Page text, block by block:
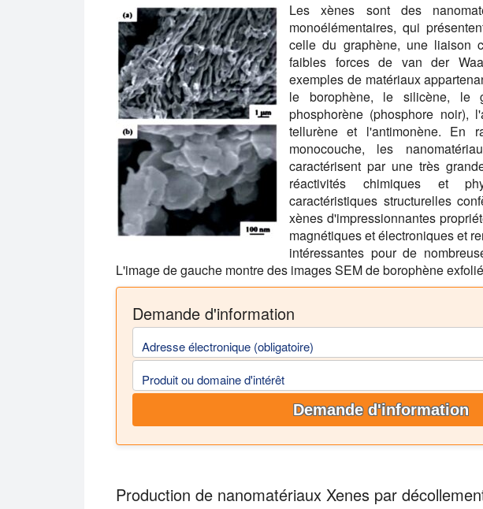
Les xènes sont des
monoélémentaires, qui
celle du graphène, une liaison
faibles forces de van der
exemples de matériaux
le borophène, le silicène, le
phosphorène (phosphore noir),
tellurène et l'antimonène. En
monocouche, les
caractérisent par une très
réactivités chimiques et
caractéristiques structurelles
xènes d'impressionnantes
magnétiques et électroniques et
intéressantes pour de
L'image de gauche montre des images SEM de borophène
Demande d'information
Adresse électronique (obligatoire)
Produit ou domaine d'intérêt
Demande d'information
Production de nanomatériaux Xenes par